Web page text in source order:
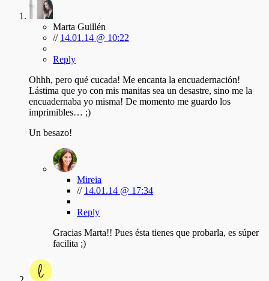
Marta Guillén
// 14.01.14 @ 10:22
Reply
Ohhh, pero qué cucada! Me encanta la encuadernación!
Lástima que yo con mis manitas sea un desastre, sino me la
encuadernaba yo misma! De momento me guardo los
imprimibles… ;)
Un besazo!
Mireia
// 14.01.14 @ 17:34
Reply
Gracias Marta!! Pues ésta tienes que probarla, es súper
facilita ;)